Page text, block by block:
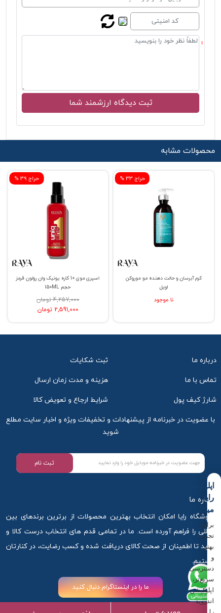
محصولات مشابه
% حراج 39
اسپری موی 10 کاره یونیک وان رولون قرمز
حجم 150ML
4,257,000 تومان
2,591,000 تومان
% حراج 33
کرم آبرسان و حالت دهنده مو موروکن
اویل
نا موجود
درباره ما ثبت شکایات
تماس با ما هزینه و مدت زمان ارسال
شارژ کیف پول شرایط ارجاع و تعویض کالا
با عضویت در خبرنامه از پیشنهادات و تخفیفات ویژه و اخبار سایت مطلع
شوید
ثبت نام
درباره ما
فروشگاه رایا امکان انتخاب بهترین محصولات از برترین برندهای بین
المللی را فراهم آورده است. ما در تمامی قدم های انتخاب درست کالا و
خرید تا اطمینان از صحت کالای دریافت شده و کسب رضایت، در کنارتان
هستیم.
ما را در اینستاگرام دنبال کنید
اپلیکیشن
رایا
میکاپ
برای
تجربه
بهتر
و
دسترسی
سریع‌تر،
اپلیکیشن
اندروید